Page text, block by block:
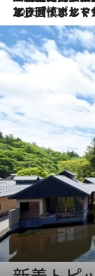
2026.7.13
エッセイ・ヤマザキマリ「慎ましくも美しき国 ポルトガル」